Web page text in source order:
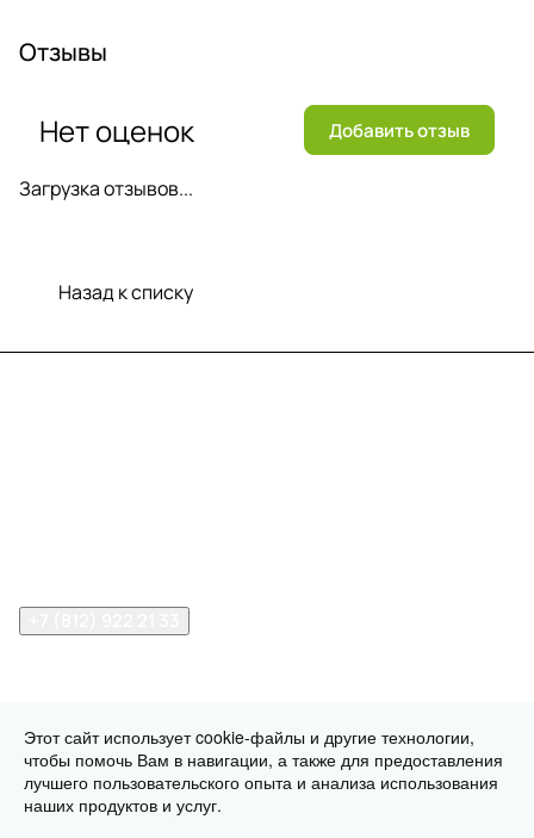
Отзывы
Загрузка отзывов...
Нет оценок Добавить отзыв
Назад к списку
© 2026 print-logo.ru Конфиденциальность
Оферта
Разработано в
Этот сайт использует cookie-файлы и другие технологии,
чтобы помочь Вам в навигации, а также для предоставления
лучшего пользовательского опыта и анализа использования
наших продуктов и услуг.